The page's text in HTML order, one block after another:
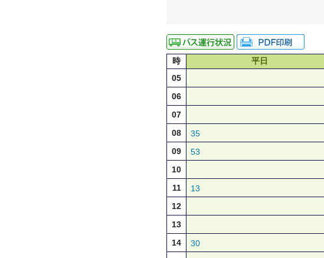
時 平日
05
06
07
08
35
09
53
10
11
13
12
13
14
30